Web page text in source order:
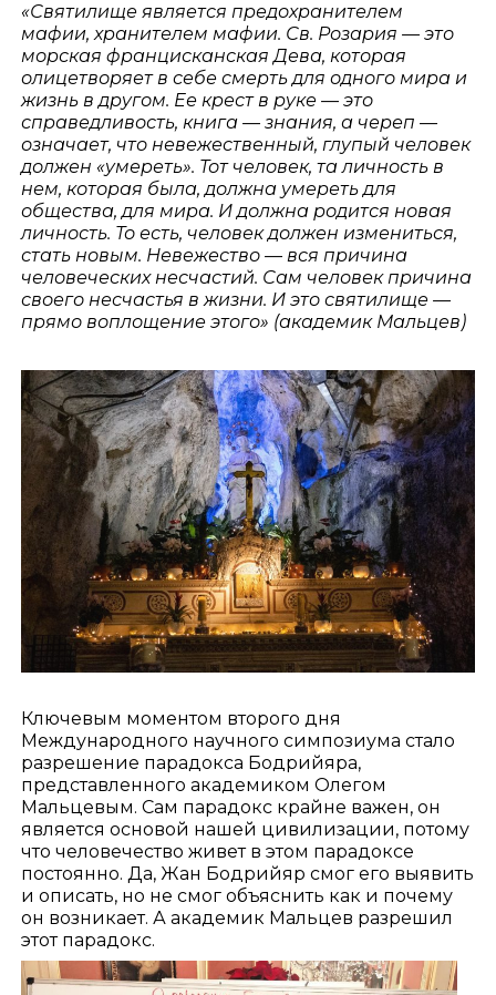
«Святилище является предохранителем
мафии, хранителем мафии. Св. Розария — это
морская францисканская Дева, которая
олицетворяет в себе смерть для одного мира и
жизнь в другом. Ее крест в руке — это
справедливость, книга — знания, а череп —
означает, что невежественный, глупый человек
должен «умереть». Тот человек, та личность в
нем, которая была, должна умереть для
общества, для мира. И должна родится новая
личность. То есть, человек должен измениться,
стать новым. Невежество — вся причина
человеческих несчастий. Сам человек причина
своего несчастья в жизни. И это святилище —
прямо воплощение этого» (академик Мальцев)
Ключевым моментом второго дня
Международного научного симпозиума стало
разрешение парадокса Бодрийяра,
представленного академиком Олегом
Мальцевым. Сам парадокс крайне важен, он
является основой нашей цивилизации, потому
что человечество живет в этом парадоксе
постоянно. Да, Жан Бодрийяр смог его выявить
и описать, но не смог объяснить как и почему
он возникает. А академик Мальцев разрешил
этот парадокс.